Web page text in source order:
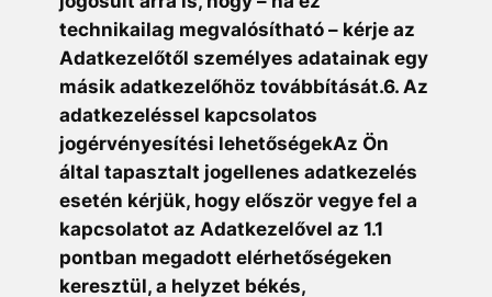
technikailag megvalósítható – kérje az
Adatkezelőtől személyes adatainak egy
másik adatkezelőhöz továbbítását.6. Az
adatkezeléssel kapcsolatos
jogérvényesítési lehetőségekAz Ön
által tapasztalt jogellenes adatkezelés
esetén kérjük, hogy először vegye fel a
kapcsolatot az Adatkezelővel az 1.1
pontban megadott elérhetőségeken
keresztül, a helyzet békés,